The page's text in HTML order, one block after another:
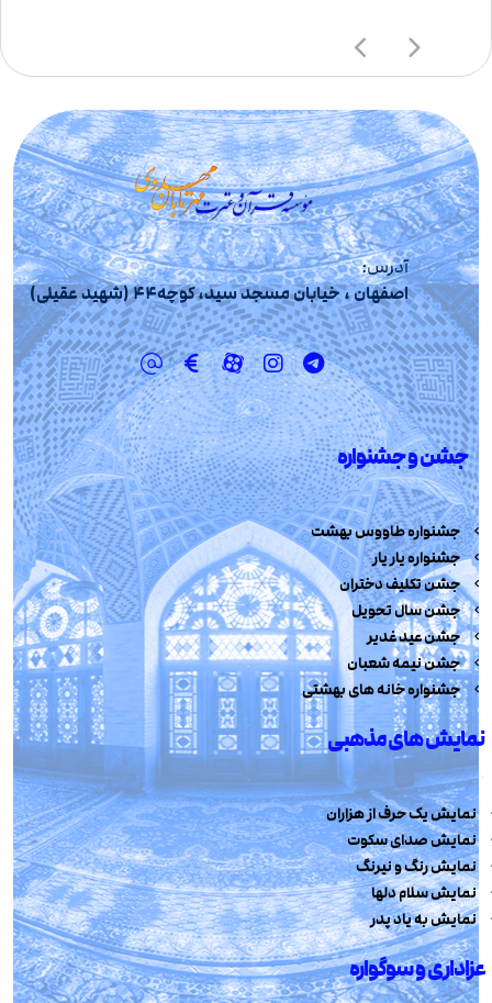
آدرس:
اصفهان ، خیابان مسجد سید، کوچه44 (شهید عقیلی)
جشن و جشنواره
جشنواره طاووس بهشت
جشنواره یار یار
جشن تکلیف دختران
جشن سال تحویل
جشن عید غدیر
جشن نیمه شعبان
جشنواره خانه های بهشتی
نمایش های مذهبی
نمایش یک حرف از هزاران
نمایش صدای سکوت
نمایش رنگ و نیرنگ
نمایش سلام دلها
نمایش به یاد پدر
عزاداری و سوگواره